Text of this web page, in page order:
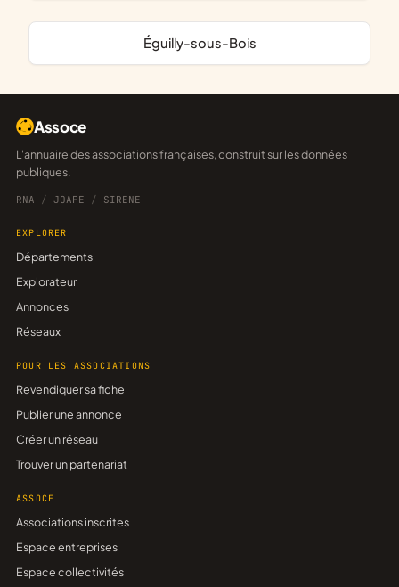
Éguilly-sous-Bois
Assoce
L'annuaire des associations françaises, construit sur les données
publiques.
RNA / JOAFE / SIRENE
EXPLORER
Départements
Explorateur
Annonces
Réseaux
POUR LES ASSOCIATIONS
Revendiquer sa fiche
Publier une annonce
Créer un réseau
Trouver un partenariat
ASSOCE
Associations inscrites
Espace entreprises
Espace collectivités